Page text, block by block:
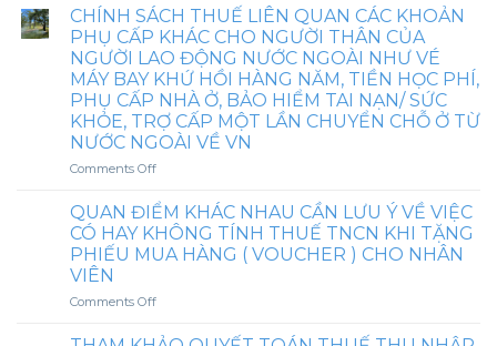
NGƯỜI
NƯỚC
NGOÀI
TRƯỚC
KHI
KÝ
HĐLĐ
VÀ
CÁC
KHOẢN
TIỀN:
XĂNG
XE,
ĐIỆN
THOẠI,
NHÀ
HỖ
TRỢ
NUÔI
CON
VĂN
HƯỚNG
DẪN
CHÍNH
SÁCH
THUẾ
TNDN
VÀ
LIÊN
QUAN
KHOẢN
KHOÁN
CHÍNH SÁCH THUẾ LIÊN QUAN CÁC KHOẢN
PHỤ CẤP KHÁC CHO NGƯỜI THÂN CỦA
NGƯỜI LAO ĐỘNG NƯỚC NGOÀI NHƯ VÉ
MÁY BAY KHỨ HỒI HÀNG NĂM, TIỀN HỌC PHÍ,
PHỤ CẤP NHÀ Ở, BẢO HIỂM TAI NẠN/ SỨC
KHỎE, TRỢ CẤP MỘT LẦN CHUYỂN CHỖ Ở TỪ
NƯỚC NGOÀI VỀ VN
Comments Offon
SÁCH
THUẾ
LIÊN
QUAN
KHOẢN
CẤP
QUAN ĐIỂM KHÁC NHAU CẦN LƯU Ý VỀ VIỆC
CÓ HAY KHÔNG TÍNH THUẾ TNCN KHI TẶNG
PHIẾU MUA HÀNG ( VOUCHER ) CHO NHÂN
VIÊN
Comments Offon
ĐIỂM